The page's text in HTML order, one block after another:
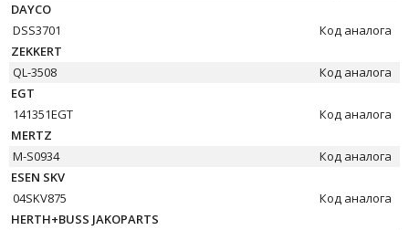
DAYCO
DSS3701
Код аналога
ZEKKERT
QL-3508
Код аналога
EGT
141351EGT
Код аналога
MERTZ
M-S0934
Код аналога
ESEN SKV
04SKV875
Код аналога
HERTH+BUSS JAKOPARTS